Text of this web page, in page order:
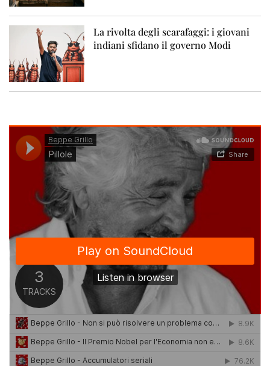
La rivolta degli scarafaggi: i giovani
indiani sfidano il governo Modi